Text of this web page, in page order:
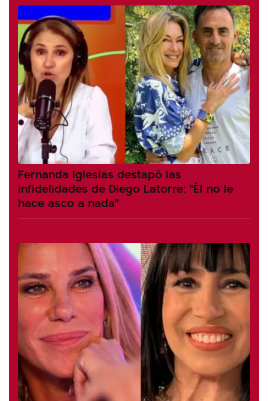
Fernanda Iglesias destapó las
infidelidades de Diego Latorre: "Él no le
hace asco a nada"